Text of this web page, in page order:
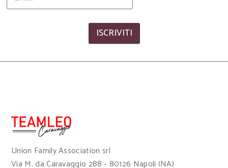
ISCRIVITI
Union Family Association srl
Via M. da Caravaggio 288 - 80126 Napoli (NA)